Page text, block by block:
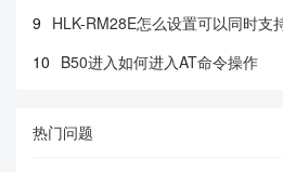
9 HLK-RM28E怎么设置可以同时支
10 B50进入如何进入AT命令操作
热门问题